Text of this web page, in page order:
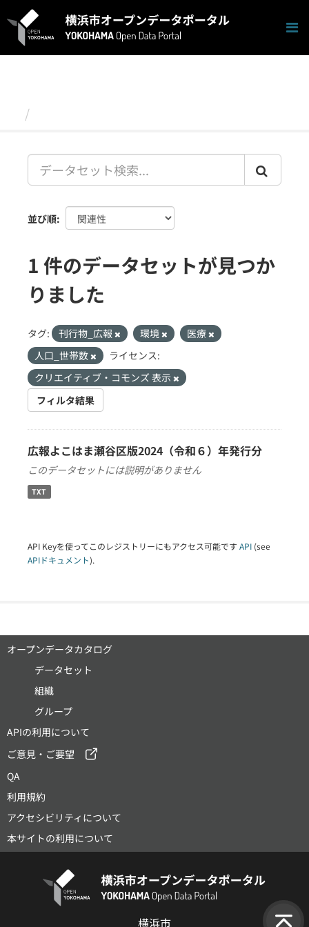
キ
並び順
1 件のデータセットが見つか
りました
タグ: 刊行物_広報 環境
医療
人口_世帯数
ライセンス:
クリエイティブ・コモンズ 表示
フィルタ結果
広報よこはま瀬谷区版2024（令和６）年発行分
このデータセットには説明がありません
TXT
API Keyを使ってこのレジストリーにもアクセス可能です API (see
APIドキュメント).
オープンデータカタログ
データセット
組織
グループ
APIの利用について
ご意見・ご要望
QA
利用規約
アクセシビリティについて
本サイトの利用について
横浜市